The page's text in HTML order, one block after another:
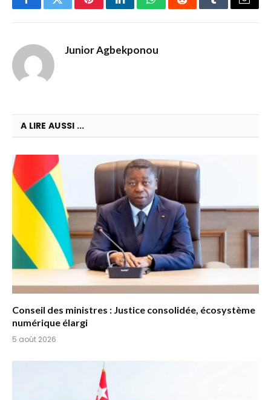
FacebookTwitterPinterestLinkedInWhatsAppRedditTumblrEmail
Junior Agbekponou
A LIRE AUSSI ...
Conseil des ministres : Justice consolidée, écosystème
numérique élargi
5 août 2026